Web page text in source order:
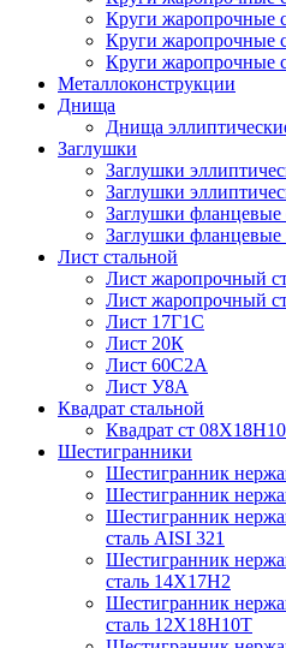
Круги жаропрочные
Круги
Круги жаропрочные
Металлоконструкции
Днища
Днища
Заглушки
Заглушки
Заглушки
Заглушки фланцевые
Заглушки
Лист стальной
Лист жаропрочный
Лист жаропрочный
Лист 17Г1С
Лист 20К
Лист 60С2А
Лист У8А
Квадрат стальной
Квадрат ст
Шестигранники
Шестигранник
Шестигранник
Шестигранник
сталь AISI 321
Шестигранник
сталь 14Х17Н2
Шестигранник
сталь 12Х18Н10Т